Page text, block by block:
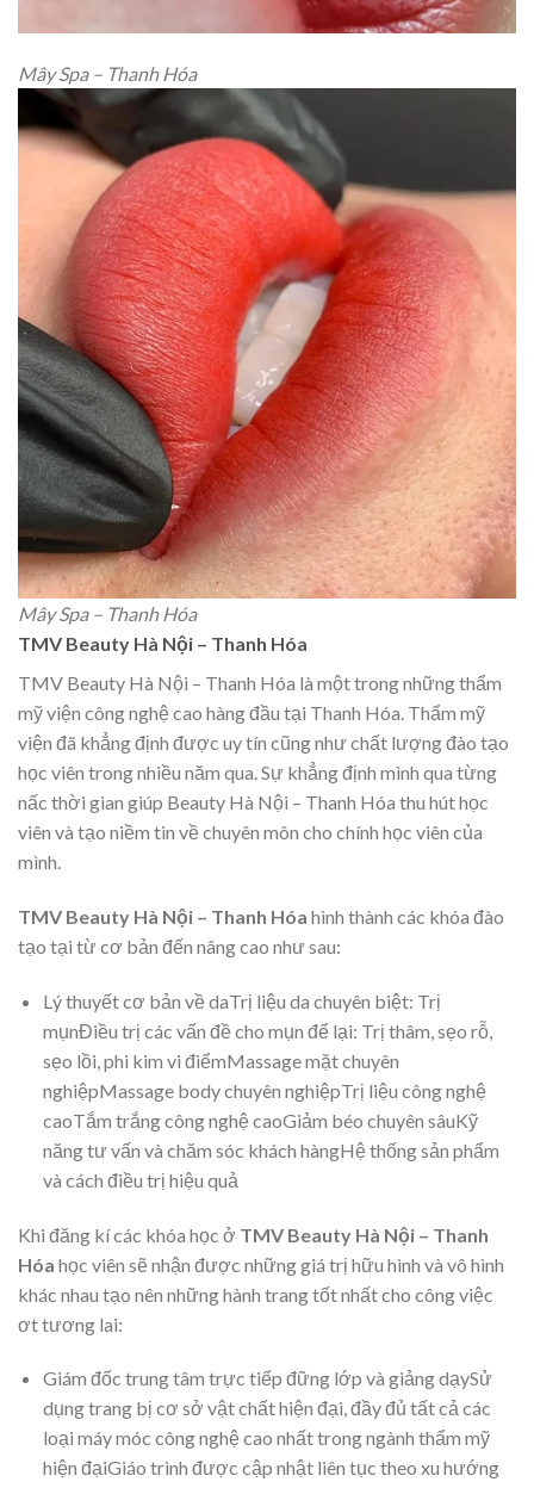
Mây Spa – Thanh Hóa
Mây Spa – Thanh Hóa
TMV Beauty Hà Nội – Thanh Hóa
TMV Beauty Hà Nội – Thanh Hóa là một trong những thẩm
mỹ viện công nghệ cao hàng đầu tại Thanh Hóa. Thẩm mỹ
viện đã khẳng định được uy tín cũng như chất lượng đào tạo
học viên trong nhiều năm qua. Sự khẳng định mình qua từng
nấc thời gian giúp Beauty Hà Nội – Thanh Hóa thu hút học
viên và tạo niềm tin về chuyên môn cho chính học viên của
mình.
TMV Beauty Hà Nội – Thanh Hóa hình thành các khóa đào
tạo tại từ cơ bản đến nâng cao như sau:
Lý thuyết cơ bản về daTrị liệu da chuyên biệt: Trị
mụnĐiều trị các vấn đề cho mụn để lại: Trị thâm, sẹo rỗ,
sẹo lồi, phi kim vi điểmMassage mặt chuyên
nghiệpMassage body chuyên nghiệpTrị liệu công nghệ
caoTắm trắng công nghệ caoGiảm béo chuyên sâuKỹ
năng tư vấn và chăm sóc khách hàngHệ thống sản phẩm
và cách điều trị hiệu quả
Khi đăng kí các khóa học ở TMV Beauty Hà Nội – Thanh
Hóa học viên sẽ nhận được những giá trị hữu hình và vô hình
khác nhau tạo nên những hành trang tốt nhất cho công việc
ơt tương lai:
Giám đốc trung tâm trực tiếp đững lớp và giảng dạySử
dụng trang bị cơ sở vật chất hiện đại, đầy đủ tất cả các
loại máy móc công nghệ cao nhất trong ngành thẩm mỹ
hiện đạiGiáo trình được cập nhật liên tục theo xu hướng